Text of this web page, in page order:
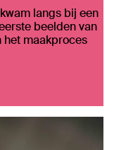
langs bij een
beelden van
het maakproces